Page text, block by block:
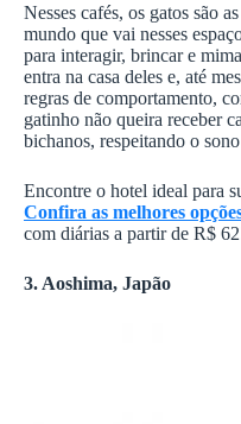
Nesses cafés, os gatos são
mundo que vai nesses
para interagir, brincar e
entra na casa deles e, até
regras de comportamento,
gatinho não queira receber
bichanos, respeitando o
Encontre o hotel ideal para
Confira as melhores
com diárias a partir de R$
3. Aoshima, Japão